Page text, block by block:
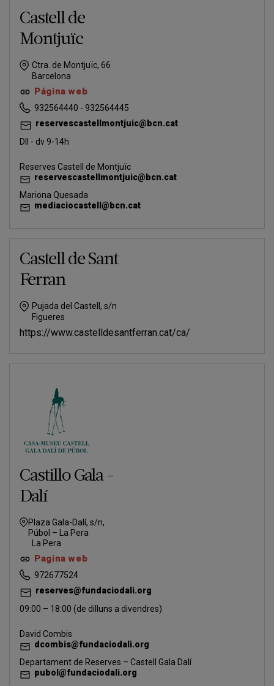
Castell de
Montjuïc
Ctra. de Montjuïc, 66
Barcelona
Página web
932564440 - 932564445
reservescastellmontjuic@bcn.cat
Dll - dv 9-14h
Reserves Castell de Montjuïc
reservescastellmontjuic@bcn.cat
Mariona Quesada
mediaciocastell@bcn.cat
Castell de Sant
Ferran
Pujada del Castell, s/n
Figueres
https://www.castelldesantferran.cat/ca/
Castillo Gala -
Dalí
Plaza Gala-Dalí, s/n,
Púbol – La Pera
La Pera
Pagina web
972677524
reserves@fundaciodali.org
09:00 – 18:00 (de dilluns a divendres)
David Combis
dcombis@fundaciodali.org
Departament de Reserves – Castell Gala Dalí
pubol@fundaciodali.org